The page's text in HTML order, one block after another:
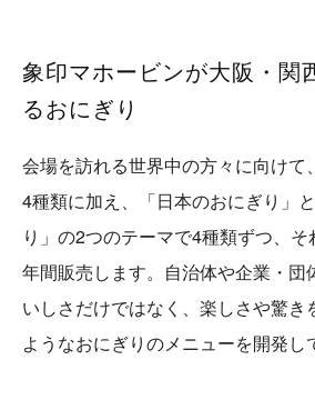
象印マホービンが大阪・関
るおにぎり
会場を訪れる世界中の方々に向けて
4種類に加え、「日本のおにぎり」
り」の2つのテーマで4種類ずつ、
年間販売します。自治体や企業・団
いしさだけではなく、楽しさや驚き
ようなおにぎりのメニューを開発し